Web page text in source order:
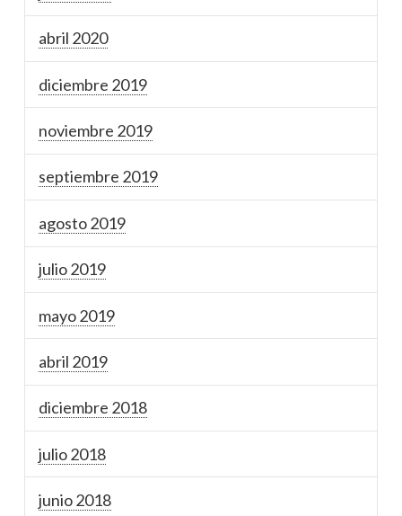
abril 2020
diciembre 2019
noviembre 2019
septiembre 2019
agosto 2019
julio 2019
mayo 2019
abril 2019
diciembre 2018
julio 2018
junio 2018